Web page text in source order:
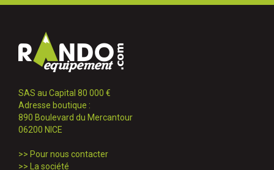
SAS au Capital 80 000 €
Adresse boutique :
890 Boulevard du Mercantour
06200 NICE
>> Pour nous contacter
>>
La société